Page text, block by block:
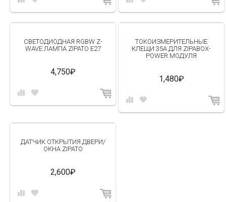
СВЕТОДИОДНАЯ RGBW Z-
WAVE ЛАМПА ZIPATO E27
4,750₽
ТОКОИЗМЕРИТЕЛЬНЫЕ
КЛЕЩИ 35A ДЛЯ ZIPABOX-
POWER МОДУЛЯ
1,480₽
ДАТЧИК ОТКРЫТИЯ ДВЕРИ/
ОКНА ZIPATO
2,600₽